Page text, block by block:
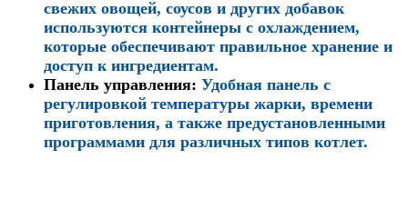
свежих овощей, соусов и других добавок
используются контейнеры с охлаждением,
которые обеспечивают правильное хранение и
доступ к ингредиентам.
Панель управления: Удобная панель с
регулировкой температуры жарки, времени
приготовления, а также предустановленными
программами для различных типов котлет.